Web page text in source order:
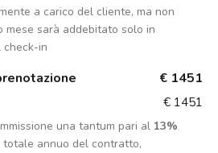
a carico del cliente, ma non
mese sarà addebitato solo in
check-in
€ 1451
€ 1451
una tantum pari al 13%
totale annuo del contratto,